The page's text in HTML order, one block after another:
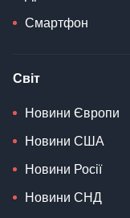
Смартфон
Світ
Новини Європи
Новини США
Новини Росії
Новини СНД